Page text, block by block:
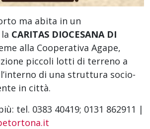
ma abita in un
CARITAS DIOCESANA DI
alla Cooperativa Agape,
piccoli lotti di terreno a
di una struttura socio-
in città.
tel. 0383 40419; 0131 862911 |